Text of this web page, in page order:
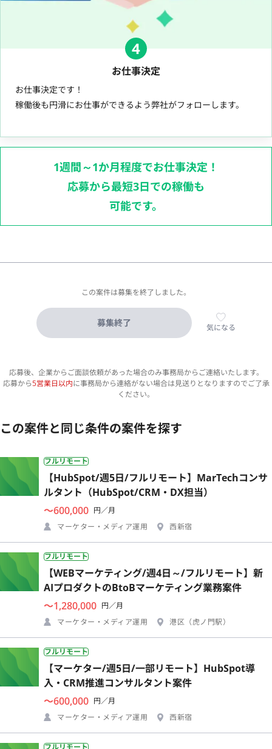
4
お仕事決定
お仕事決定です！
稼働後も円滑にお仕事ができるよう弊社がフォローします。
1週間～1か月程度でお仕事決定！
応募から最短3日での稼働も
可能です。
この案件は募集を終了しました。
募集終了 気になる
応募後、企業からご面談依頼があった場合のみ事務局からご連絡いたします。
応募から5営業日以内に事務局から連絡がない場合は見送りとなりますのでご了承
ください。
この案件と同じ条件の案件を探す
フルリモート
【HubSpot/週5日/フルリモート】MarTechコンサ
ルタント（HubSpot/CRM・DX担当）
〜600,000 円／月
マーケター・メディア運用
西新宿
フルリモート
【WEBマーケティング/週4日～/フルリモート】新
AIプロダクトのBtoBマーケティング業務案件
〜1,280,000 円／月
マーケター・メディア運用
港区（虎ノ門駅）
フルリモート
【マーケター/週5日/一部リモート】HubSpot導
入・CRM推進コンサルタント案件
〜600,000 円／月
マーケター・メディア運用
西新宿
フルリモート